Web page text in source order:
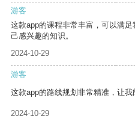
游客
这款app的课程非常丰富，可以满
己感兴趣的知识。
2024-10-29
游客
这款app的路线规划非常精准，让我
2024-10-29